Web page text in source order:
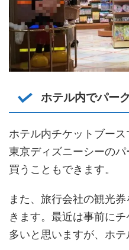
ホテル内でパー
ホテル内チケットブース
東京ディズニーシーの
買うこともできます。
また、旅行会社の観光
きます。最近は事前に
多いと思いますが、ホテ